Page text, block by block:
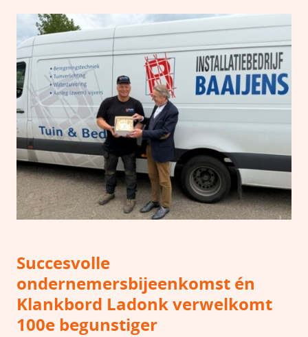
Succesvolle
ondernemersbijeenkomst én
Klankbord Ladonk verwelkomt
100e begunstiger